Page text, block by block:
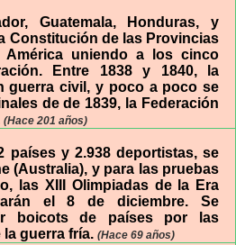
Guatemala, Honduras, y
Constitución de las Provincias
América uniendo a los cinco
Entre 1838 y 1840, la
guerra civil, y poco a poco se
de de 1839, la Federación
(Hace 201 años)
países y 2.938 deportistas, se
(Australia), y para las pruebas
las XIII Olimpiadas de la Era
el 8 de diciembre. Se
boicots de países por las
guerra fría. (Hace 69 años)